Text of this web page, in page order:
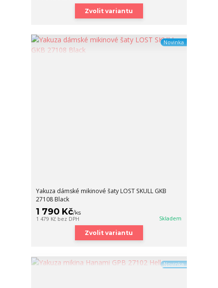
Zvolit variantu
Novinka
Yakuza dámské mikinové šaty LOST SKULL GKB
27108 Black
1 790 Kč/ks
1 479 Kč bez DPH Skladem
Zvolit variantu
Novinka